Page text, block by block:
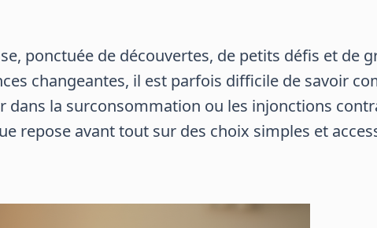
ponctuée de découvertes, de petits défis et de
changeantes, il est parfois difficile de savoir
dans la surconsommation ou les injonctions
repose avant tout sur des choix simples et